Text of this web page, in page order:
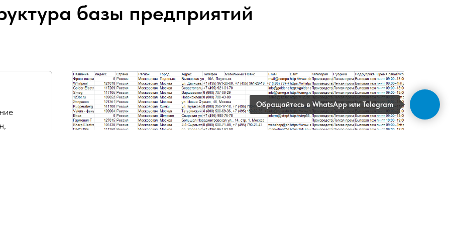
Обращайтесь в WhatsApp или Telegram
базы предприятий